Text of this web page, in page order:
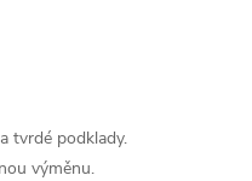
tvrdé podklady.
výměnu.